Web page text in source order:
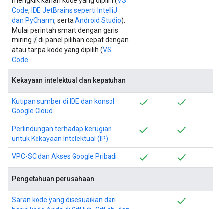
Code, IDE JetBrains seperti IntelliJ
dan PyCharm, serta Android Studio).
Mulai perintah smart dengan garis
miring / di panel pilihan cepat dengan
atau tanpa kode yang dipilih (VS
Code
Kekayaan intelektual dan kepatuhan
Kutipan sumber di IDE dan konsol
Google Cloud
Perlindungan terhadap kerugian
untuk Kekayaan Intelektual (IP)
VPC-SC dan Akses Google Pribadi
Pengetahuan perusahaan
Saran kode yang disesuaikan dari